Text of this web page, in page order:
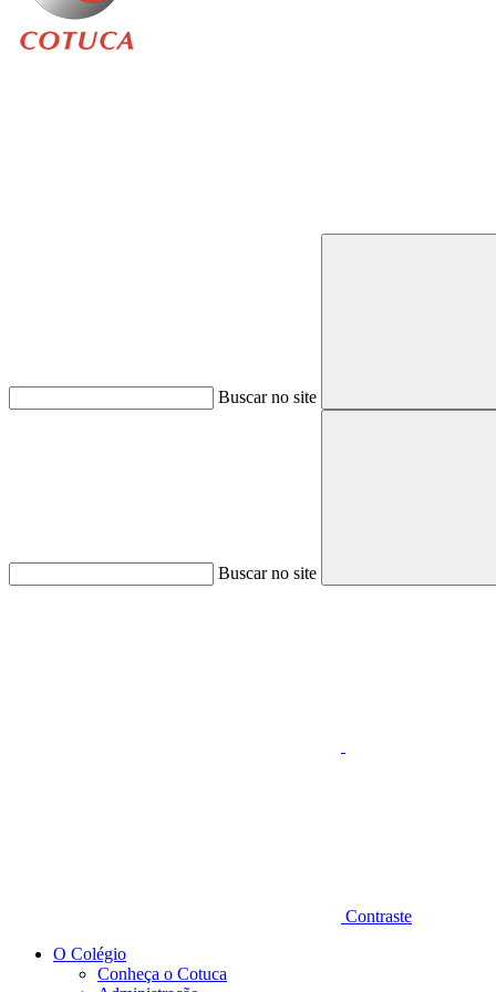
Buscar no site
Buscar no site
Contraste
O Colégio
Conheça o Cotuca